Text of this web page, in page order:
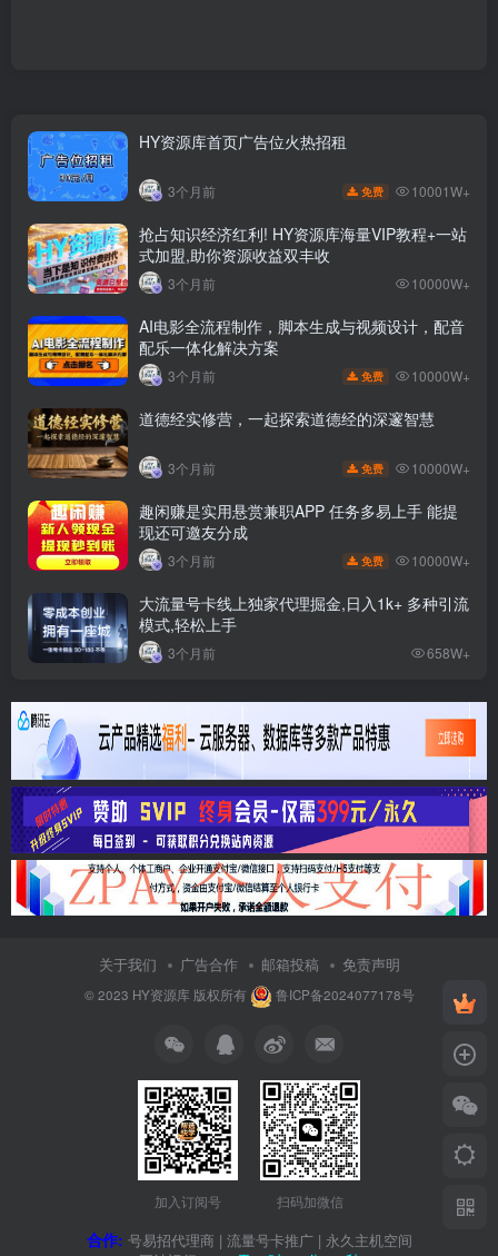
HY资源库首页广告位火热招租
3个月前 免费 10001W+
抢占知识经济红利! HY资源库海量VIP教程+一站
式加盟,助你资源收益双丰收
3个月前 10000W+
AI电影全流程制作，脚本生成与视频设计，配音
配乐一体化解决方案
3个月前 免费 10000W+
道德经实修营，一起探索道德经的深邃智慧
3个月前 免费 10000W+
趣闲赚是实用悬赏兼职APP 任务多易上手 能提
现还可邀友分成
3个月前 免费 10000W+
大流量号卡线上独家代理掘金,日入1k+ 多种引流
模式,轻松上手
3个月前 658W+
关于我们 广告合作 邮箱投稿 免责声明
© 2023 HY资源库版权所有 鲁ICP备2024077178号
加入订阅号 扫码加微信
合作: 号易招代理商 | 流量号卡推广| 永久主机空间